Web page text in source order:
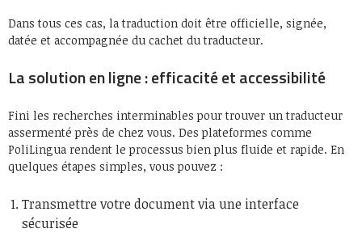
Dans tous ces cas, la traduction doit être officielle, signée,
datée et accompagnée du cachet du traducteur.
La solution en ligne : efficacité et accessibilité
Fini les recherches interminables pour trouver un traducteur
assermenté près de chez vous. Des plateformes comme
PoliLingua rendent le processus bien plus fluide et rapide. En
quelques étapes simples, vous pouvez :
Transmettre votre document via une interface
sécurisée